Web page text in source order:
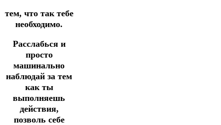
тем, что так тебе
необходимо.
Расслабься и
просто
машинально
наблюдай за тем
как ты
выполняешь
действия,
позволь себе